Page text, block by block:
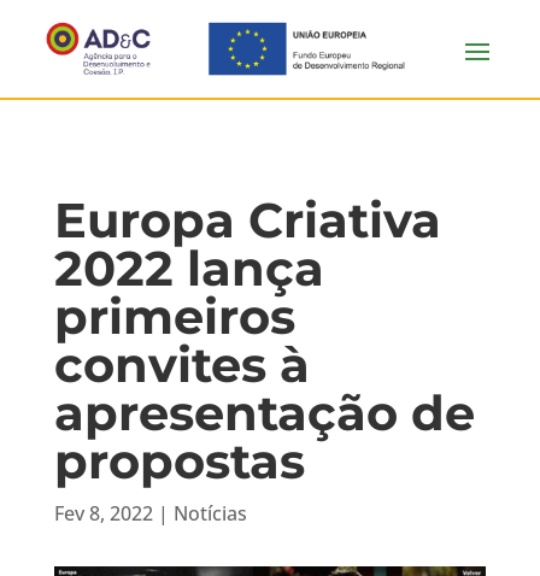
Europa Criativa
2022 lança
primeiros
convites à
apresentação de
propostas
Fev 8, 2022| Notícias